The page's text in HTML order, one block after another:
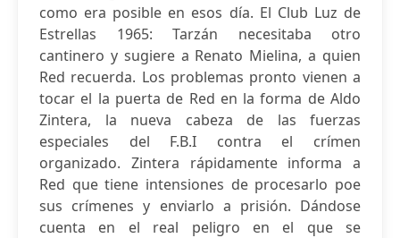
como era posible en esos día. El Club Luz de
Estrellas 1965: Tarzán necesitaba otro
cantinero y sugiere a Renato Mielina, a quien
Red recuerda. Los problemas pronto vienen a
tocar el la puerta de Red en la forma de Aldo
Zintera, la nueva cabeza de las fuerzas
especiales del F.B.I contra el crímen
organizado. Zintera rápidamente informa a
Red que tiene intensiones de procesarlo poe
sus crímenes y enviarlo a prisión. Dándose
cuenta en el real peligro en el que se